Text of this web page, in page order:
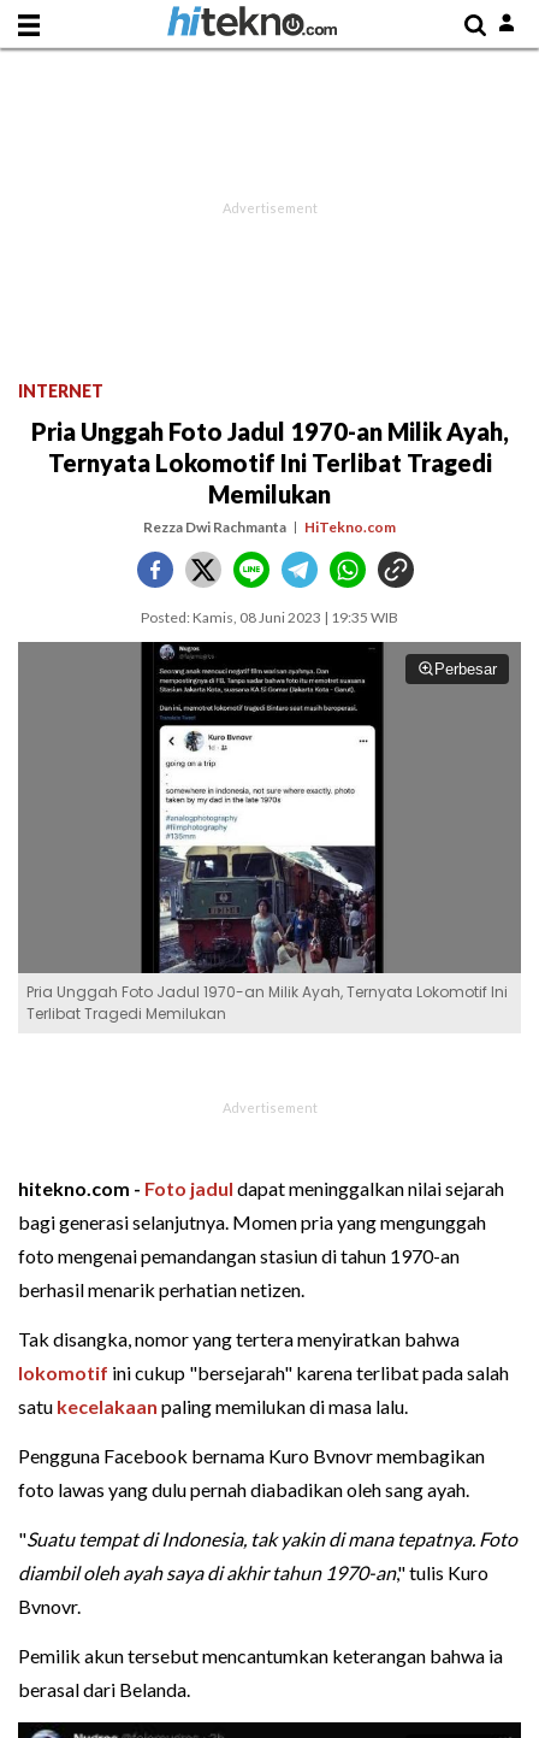
INTERNET
Pria Unggah Foto Jadul 1970-an Milik Ayah,
Ternyata Lokomotif Ini Terlibat Tragedi
Memilukan
Rezza Dwi Rachmanta HiTekno.com
Posted: Kamis, 08 Juni 2023 | 19:35 WIB
Perbesar
Pria Unggah Foto Jadul 1970-an Milik Ayah, Ternyata Lokomotif Ini
Terlibat Tragedi Memilukan
hitekno.com - Foto jadul dapat meninggalkan nilai sejarah
bagi generasi selanjutnya. Momen pria yang mengunggah
foto mengenai pemandangan stasiun di tahun 1970-an
berhasil menarik perhatian netizen.
Tak disangka, nomor yang tertera menyiratkan bahwa
lokomotif ini cukup "bersejarah" karena terlibat pada salah
satu kecelakaan paling memilukan di masa lalu.
Pengguna Facebook bernama Kuro Bvnovr membagikan
foto lawas yang dulu pernah diabadikan oleh sang ayah.
"Suatu tempat di Indonesia, tak yakin di mana tepatnya. Foto
diambil oleh ayah saya di akhir tahun 1970-an," tulis Kuro
Bvnovr.
Pemilik akun tersebut mencantumkan keterangan bahwa ia
berasal dari Belanda.